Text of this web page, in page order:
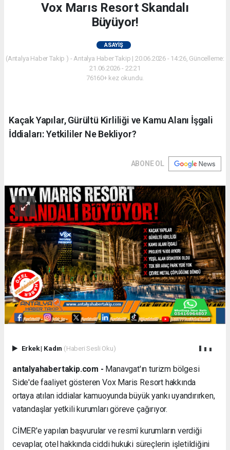
Vox Marıs Resort Skandalı
Büyüyor!
ASAYIŞ
(Antalya Haber Takip ) - Antalya Haber Takip | 20.06.2026 - 14:26, Güncelleme:
21.06.2026 - 22:21
76160+ kez okundu.
Kaçak Yapılar, Gürültü Kirliliği ve Kamu Alanı İşgali
İddiaları: Yetkililer Ne Bekliyor?
ABONE OL
Erkek| Kadın (Haberi Sesli Oku)
antalyahabertakip.com - Manavgat'ın turizm bölgesi
Side'de faaliyet gösteren Vox Maris Resort hakkında
ortaya atılan iddialar kamuoyunda büyük yankı uyandırırken,
vatandaşlar yetkili kurumları göreve çağırıyor.
CİMER'e yapılan başvurular ve resmî kurumların verdiği
cevaplar, otel hakkında ciddi hukuki süreçlerin işletildiğini